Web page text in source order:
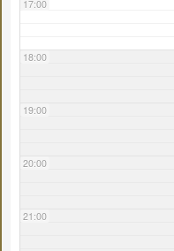
17:00
18:00
19:00
20:00
21:00